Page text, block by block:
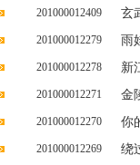
201000012409 玄
201000012279 雨
201000012278 新
201000012271 金
201000012270 你
201000012269 绕